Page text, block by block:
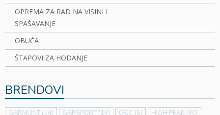
OPREMA ZA RAD NA VISINI I
SPAŠAVANJE
OBUĆA
ŠTAPOVI ZA HODANJE
BRENDOVI
GARMONT (14) GARSPORT (14) GGC (5) HIGH PEAK (40)